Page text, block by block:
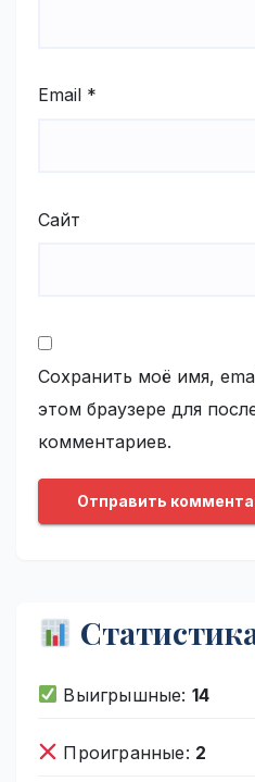
Email *
Сайт
Сохранить моё имя,
этом браузере для
комментариев.
Выигрышные: 14
Проигранные: 2